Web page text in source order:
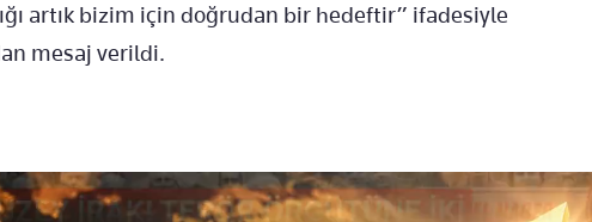
artık bizim için doğrudan bir hedeftir” ifadesiyle
mesaj verildi.